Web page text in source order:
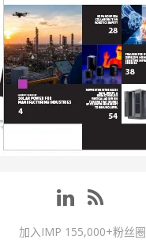
加入IMP 155,000+粉丝圈